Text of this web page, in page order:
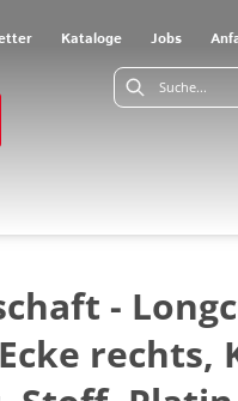
Kataloge Jobs
-
rechts,